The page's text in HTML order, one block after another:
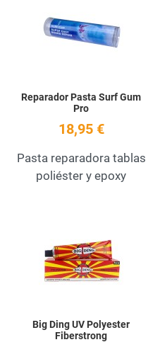
Quick View
Reparador Pasta Surf Gum
Pro
18,95 €
Pasta reparadora tablas
poliéster y epoxy
Quick View
Big Ding UV Polyester
Fiberstrong